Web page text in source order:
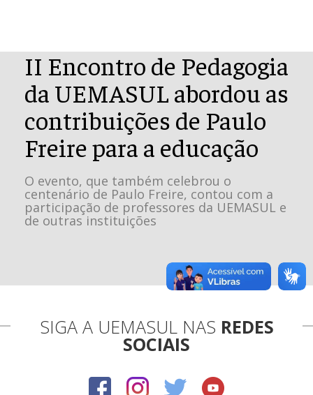
II Encontro de Pedagogia
da UEMASUL abordou as
contribuições de Paulo
Freire para a educação
O evento, que também celebrou o
centenário de Paulo Freire, contou com a
participação de professores da UEMASUL e
de outras instituições
SIGA A UEMASUL NAS REDES
SOCIAIS